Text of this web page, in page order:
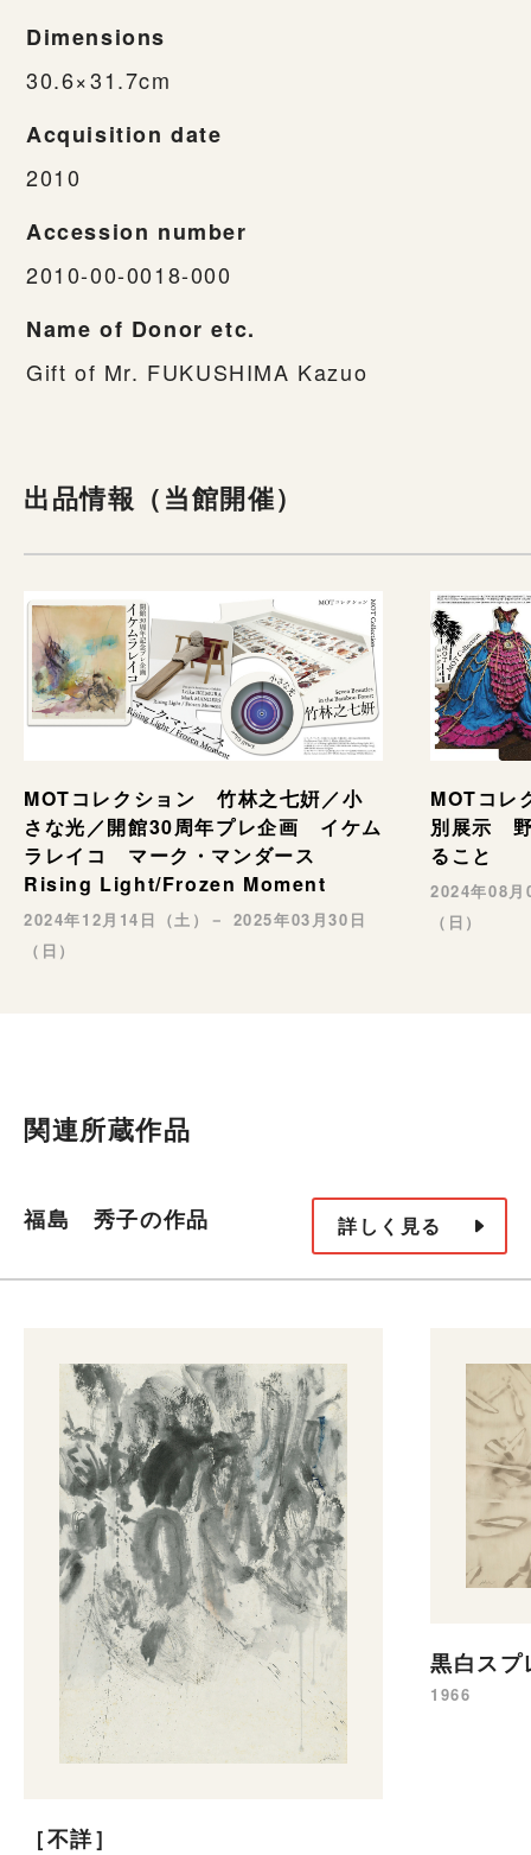
Dimensions
30.6×31.7cm
Acquisition date
2010
Accession number
2010-00-0018-000
Name of Donor etc.
Gift of Mr. FUKUSHIMA Kazuo
出品情報（当館開催）
MOTコレクション 竹林之七姸／小
さな光／開館30周年プレ企画 イケム
ラレイコ マーク・マンダース
Rising Light/Frozen Moment
2024年12月14日（土）－ 2025年03月30日
（日）
MOTコレ
別展示
ること
2024年08
（日）
関連所蔵作品
福島 秀子の作品 詳しく見る
［不詳］
黒白スプ
1966